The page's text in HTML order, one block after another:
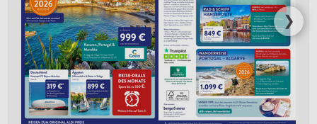
❯